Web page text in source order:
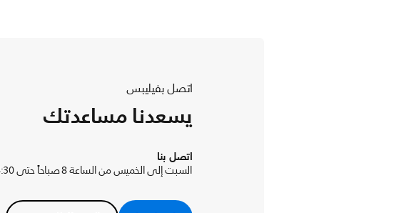
اتصل بفيليبس
يسعدنا مساعدتك
اتصل بنا
السبت إلى الخميس من الساعة 8 صباحاً حتى 4:30 مساءً.